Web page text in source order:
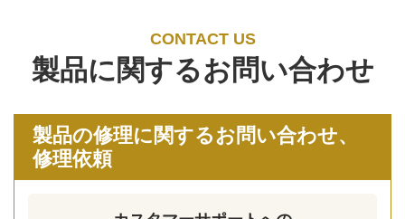
CONTACT US
製品に関するお問い合わせ
製品の修理に関するお問い合わせ、
修理依頼